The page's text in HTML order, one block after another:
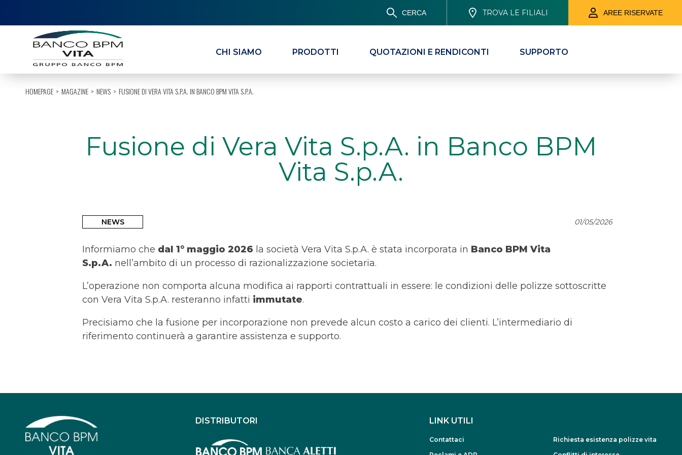
CERCA TROVA LE FILIALI AREE RISERVATE
CHI SIAMO PRODOTTI QUOTAZIONI E RENDICONTI SUPPORTO
HOMEPAGE MAGAZINE NEWS FUSIONE DI VERA VITA S.P.A. IN BANCO BPM VITA S.P.A.
Fusione di Vera Vita S.p.A. in Banco BPM
Vita S.p.A.
NEWS 01/05/2026
Informiamo che dal 1° maggio 2026 la società Vera Vita S.p.A. è stata incorporata in Banco BPM Vita
S.p.A. nell’ambito di un processo di razionalizzazione societaria.
L’operazione non comporta alcuna modifica ai rapporti contrattuali in essere: le condizioni delle polizze sottoscritte
con Vera Vita S.p.A. resteranno infatti immutate.
Precisiamo che la fusione per incorporazione non prevede alcun costo a carico dei clienti. L’intermediario di
riferimento continuerà a garantire assistenza e supporto.
DISTRIBUTORI LINK UTILI
Contattaci
Richiesta esistenza polizze vita